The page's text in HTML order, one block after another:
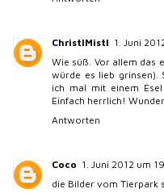
ChristlMistl 1. Juni
Wie süß. Vor allem das
würde es lieb grinsen).
ich mal mit einem
Einfach herrlich!
Antworten
Coco 1. Juni 2012 um
die Bilder vom Tierpark